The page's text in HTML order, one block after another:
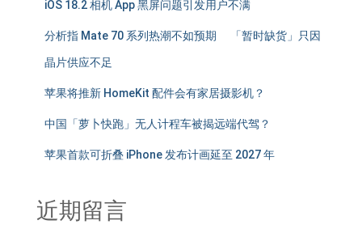
iOS 18.2 相机 App 黑屏问题引发用户不满
分析指 Mate 70 系列热潮不如预期 「暂时缺货」只因
晶片供应不足
苹果将推新 HomeKit 配件会有家居摄影机？
中国「萝卜快跑」无人计程车被揭远端代驾？
苹果首款可折叠 iPhone 发布计画延至 2027 年
近期留言